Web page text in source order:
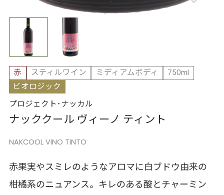
赤 スティルワイン ミディアムボディ
750ml
ビオロジック
プロジェクト･ナッカル
ナッククール ヴィーノ ティント
NAKCOOL VINO TINTO
赤果実やスミレのようなアロマに白ブドウ由来の
柑橘系のニュアンス。キレのある酸とチャーミン